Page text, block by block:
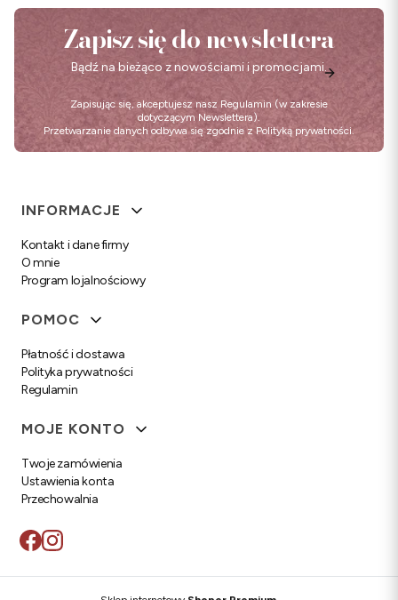
Zapisz się do newslettera
Bądź na bieżąco z nowościami i promocjami.
Zapisując się, akceptujesz nasz Regulamin (w zakresie
dotyczącym Newslettera).
Przetwarzanie danych odbywa się zgodnie z Polityką prywatności.
Linki w stopce
INFORMACJE
Kontakt i dane firmy
O mnie
Program lojalnościowy
POMOC
Płatność i dostawa
Polityka prywatności
Regulamin
MOJE KONTO
Twoje zamówienia
Ustawienia konta
Przechowalnia